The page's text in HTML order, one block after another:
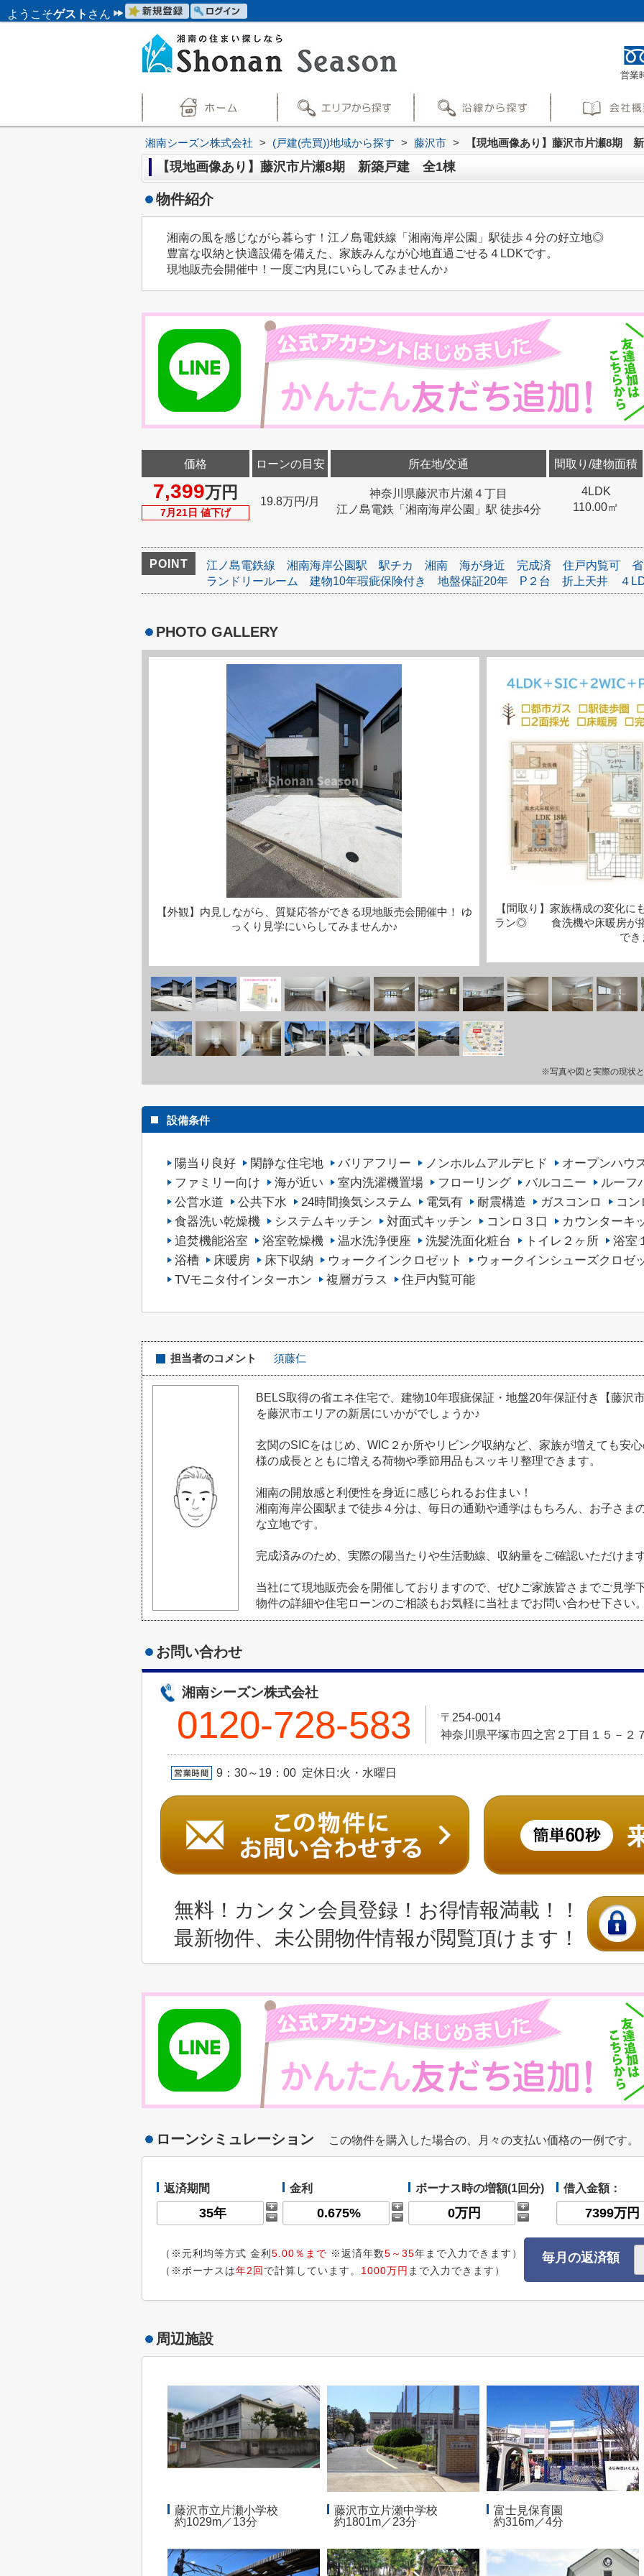
ようこそゲスト さん
営業
湘南シーズン株式会社 > (戸建(売買))地域から探す > 藤沢市 > 【現地画像あり】藤沢市片瀬8期
【現地画像あり】藤沢市片瀬8期 新築戸建 全1棟
物件紹介
湘南の風を感じながら暮らす！江ノ島電鉄線「湘南海岸公園」駅徒歩４分の好立地◎
豊富な収納と快適設備を備えた、家族みんなが心地直過ごせる４LDKです。
現地販売会開催中！一度ご内見にいらしてみませんか♪
価格
7,399万円
7月21日 値下げ
ローンの目安
19.8万円/月
所在地/交通
神奈川県藤沢市片瀬４丁目
江ノ島電鉄「湘南海岸公園」駅 徒歩4分
間取り/建物面積
4LDK
110.00㎡
POINT 江ノ島電鉄線 湘南海岸公園駅 駅チカ 湘南 海が身近 完成済 住戸内覧可
ランドリールーム
建物10年瑕疵保険付き 地盤保証20年 P２台 折上天井 ４
PHOTO GALLERY
【外観】内見しながら、質疑応答ができる現地販売会開催中！ ゆ
っくり見学にいらしてみませんか♪
【間取り】家族構成の変化
ラン◎ 食洗機や床暖房が搭
でき
※写真や図と実際の現状
設備条件
陽当り良好 閑静な住宅地 バリアフリー ノンホルムアルデヒド
オープンハウ
ファミリー向け
海が近い 室内洗濯機置場 フローリング バルコニー
ルーフ
公営水道
公共下水 24時間換気システム 電気有 耐震構造 ガスコンロ
コ
食器洗い乾燥機
システムキッチン 対面式キッチン コンロ３口
カウンターキ
追焚機能浴室
浴室乾燥機 温水洗浄便座 洗髪洗面化粧台 トイレ２ヶ所
浴室
浴槽
床暖房 床下収納 ウォークインクロゼット
ウォークインシューズクロゼ
TVモニタ付インターホン
複層ガラス 住戸内覧可能
担当者のコメント 須藤仁
BELS取得の省エネ住宅で、建物10年瑕疵保証・地盤20年保証付き【藤
を藤沢市エリアの新居にいかがでしょうか♪
玄関のSICをはじめ、WIC２か所やリビング収納など、家族が増えても安
様の成長とともに増える荷物や季節用品もスッキリ整理できます。
湘南の開放感と利便性を身近に感じられるお住まい！
湘南海岸公園駅まで徒歩４分は、毎日の通勤や通学はもちろん、お子さま
な立地です。
完成済みのため、実際の陽当たりや生活動線、収納量をご確認いただけま
当社にて現地販売会を開催しておりますので、ぜひご家族皆さまでご見学
物件の詳細や住宅ローンのご相談もお気軽に当社までお問い合わせ下さい
お問い合わせ
湘南シーズン株式会社
0120-728-583
〒254-0014
神奈川県平塚市四之宮２丁目１５－２
9：30～19：00 定休日:火・水曜日
無料！カンタン会員登録！お得情報満載！！
最新物件、未公開物件情報が閲覧頂けます！
ローンシミュレーション この物件を購入した場合の、月々の支払い価格の一例です。
返済期間 金利 ボーナス時の増額(1回分) 借入金額：
（※元利均等方式 金利 5.00％まで ※返済年数5～35年まで入力できます）
（※ボーナスは年2回 で計算しています。 1000万円 まで入力できます）
毎月の返済額
周辺施設
藤沢市立片瀬小学校
約1029m／13分
藤沢市立片瀬中学校
約1801m／23分
富士見保育園
約316m／4分